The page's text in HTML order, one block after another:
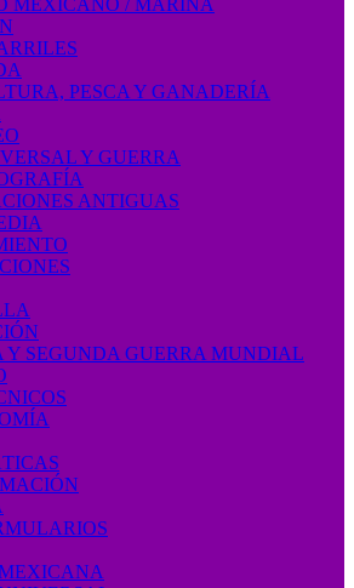
MEXICANO / MARINA
PESCA Y GANADERÍA
Y GUERRA
ANTIGUAS
Y SEGUNDA GUERRA MUNDIAL